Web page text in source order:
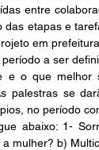
entre
etapas e
em
a ser
e o que
palestras se
no período
abaixo: 1-
mulher? b)